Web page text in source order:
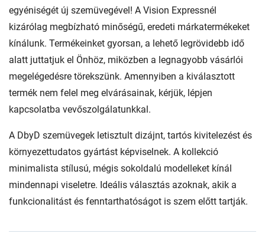
egyéniségét új szemüvegével! A Vision Expressnél
kizárólag megbízható minőségű, eredeti márkatermékeket
kínálunk. Termékeinket gyorsan, a lehető legrövidebb idő
alatt juttatjuk el Önhöz, miközben a legnagyobb vásárlói
megelégedésre törekszünk. Amennyiben a kiválasztott
termék nem felel meg elvárásainak, kérjük, lépjen
kapcsolatba vevőszolgálatunkkal.
A DbyD szemüvegek letisztult dizájnt, tartós kivitelezést és
környezettudatos gyártást képviselnek. A kollekció
minimalista stílusú, mégis sokoldalú modelleket kínál
mindennapi viseletre. Ideális választás azoknak, akik a
funkcionalitást és fenntarthatóságot is szem előtt tartják.